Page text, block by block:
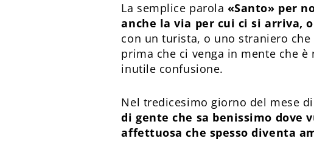
La semplice parola «Santo» per
anche la via per cui ci si arriva,
con un turista, o uno straniero
prima che ci venga in mente che
inutile confusione.
Nel tredicesimo giorno del mese
di gente che sa benissimo dove
affettuosa che spesso diventa